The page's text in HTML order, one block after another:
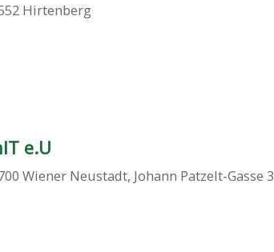
Hirtenberg
e.U
Wiener Neustadt, Johann Patzelt-Gasse 3